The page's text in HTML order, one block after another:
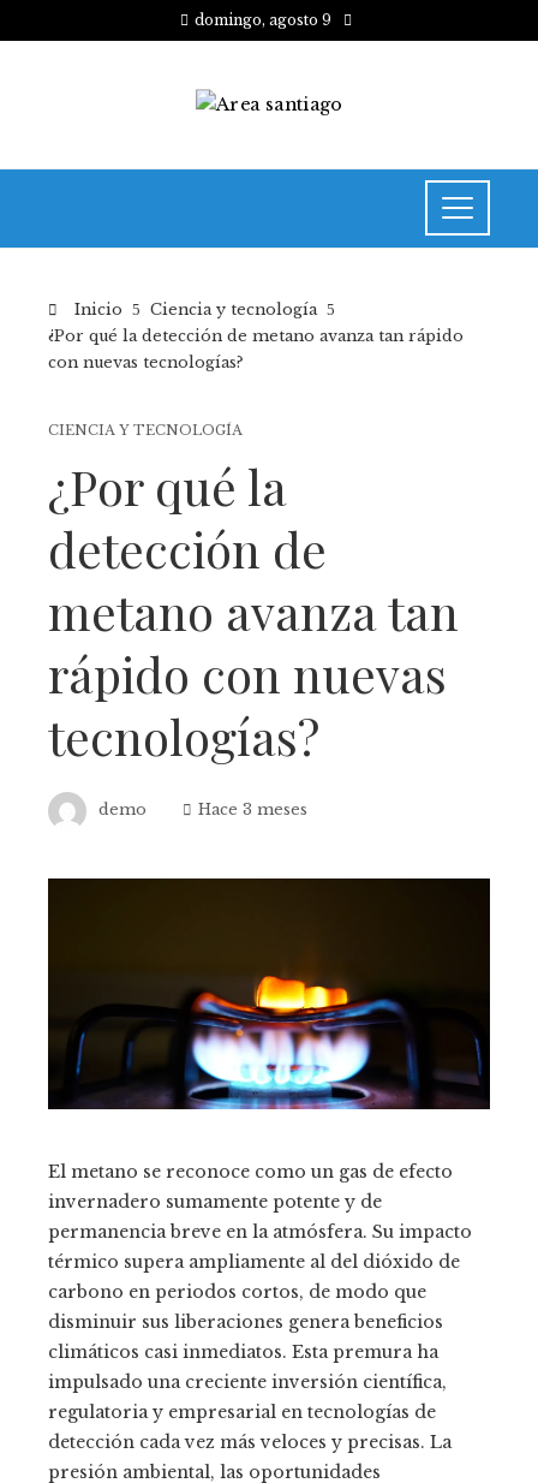
domingo, agosto 9
Inicio
Ciencia y tecnología
¿Por qué la detección de metano avanza tan rápido
con nuevas tecnologías?
CIENCIA Y TECNOLOGÍA
¿Por qué la
detección de
metano avanza tan
rápido con nuevas
tecnologías?
demo Hace 3 meses
El metano se reconoce como un gas de efecto
invernadero sumamente potente y de
permanencia breve en la atmósfera. Su impacto
térmico supera ampliamente al del dióxido de
carbono en periodos cortos, de modo que
disminuir sus liberaciones genera beneficios
climáticos casi inmediatos. Esta premura ha
impulsado una creciente inversión científica,
regulatoria y empresarial en tecnologías de
detección cada vez más veloces y precisas. La
presión ambiental, las oportunidades